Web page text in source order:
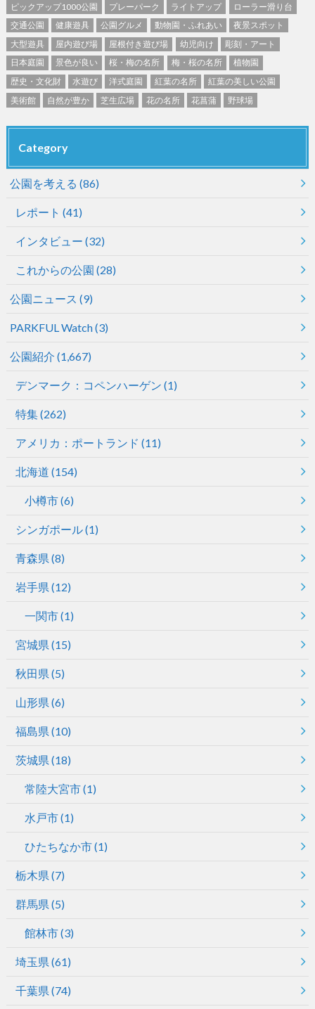
ピックアップ1000公園 プレーパーク ライトアップ
ローラー滑り台
交通公園
健康遊具 公園グルメ 動物園・ふれあい
夜景スポット
大型遊具
屋内遊び場 屋根付き遊び場 幼児向け
彫刻・アート
日本庭園
景色が良い 桜・梅の名所 梅・桜の名所
植物園
歴史・文化財
水遊び 洋式庭園 紅葉の名所
紅葉の美しい公園
美術館
自然が豊か 芝生広場 花の名所 花菖蒲 野球場
Category
公園を考える (86)
レポート (41)
インタビュー (32)
これからの公園 (28)
公園ニュース (9)
PARKFUL Watch(3)
公園紹介 (1,667)
デンマーク：コペンハーゲン (1)
特集(262)
アメリカ：ポートランド (11)
北海道 (154)
小樽市(6)
シンガポール(1)
青森県 (8)
岩手県 (12)
一関市(1)
宮城県 (15)
秋田県 (5)
山形県 (6)
福島県 (10)
茨城県 (18)
常陸大宮市(1)
水戸市(1)
ひたちなか市(1)
栃木県 (7)
群馬県 (5)
館林市(3)
埼玉県 (61)
千葉県 (74)